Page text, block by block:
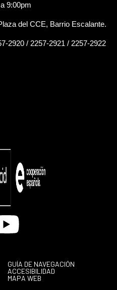
9:00pm
del CCE, Barrio Escalante.
2920 / 2257-2921 / 2257-2922
GUÍA DE NAVEGACIÓN
ACCESIBILIDAD
MAPA WEB